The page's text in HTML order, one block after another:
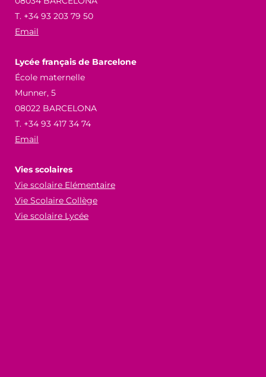
T. +34 93 203 79 50
Email
Lycée français de Barcelone
École maternelle
Munner, 5
08022 BARCELONA
T. +34 93 417 34 74
Email
Vies scolaires
Vie scolaire Elémentaire
Vie Scolaire Collège
Vie scolaire Lycée